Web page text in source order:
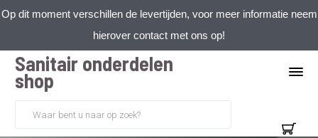
Op dit moment verschillen de levertijden, voor meer informatie neem
hierover contact met ons op!
Sanitair onderdelen
shop